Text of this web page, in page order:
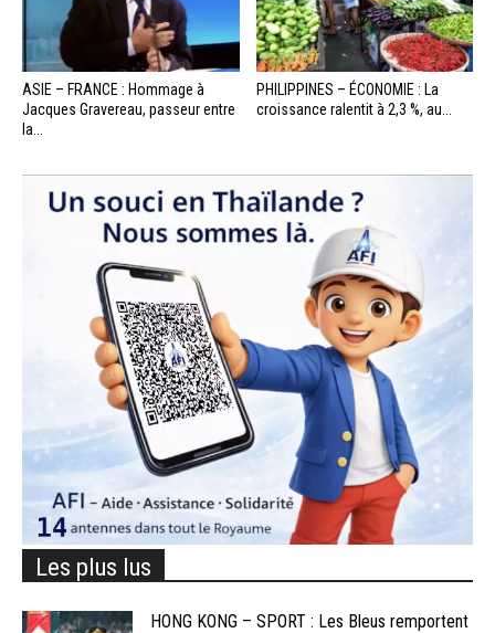
ASIE – FRANCE : Hommage à
Jacques Gravereau, passeur entre
la...
PHILIPPINES – ÉCONOMIE : La
croissance ralentit à 2,3 %, au...
Les plus lus
HONG KONG – SPORT : Les Bleus remportent